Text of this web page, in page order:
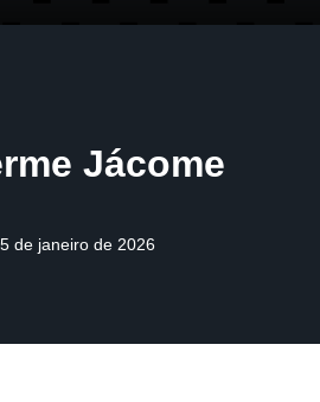
Jácome
de janeiro de 2026